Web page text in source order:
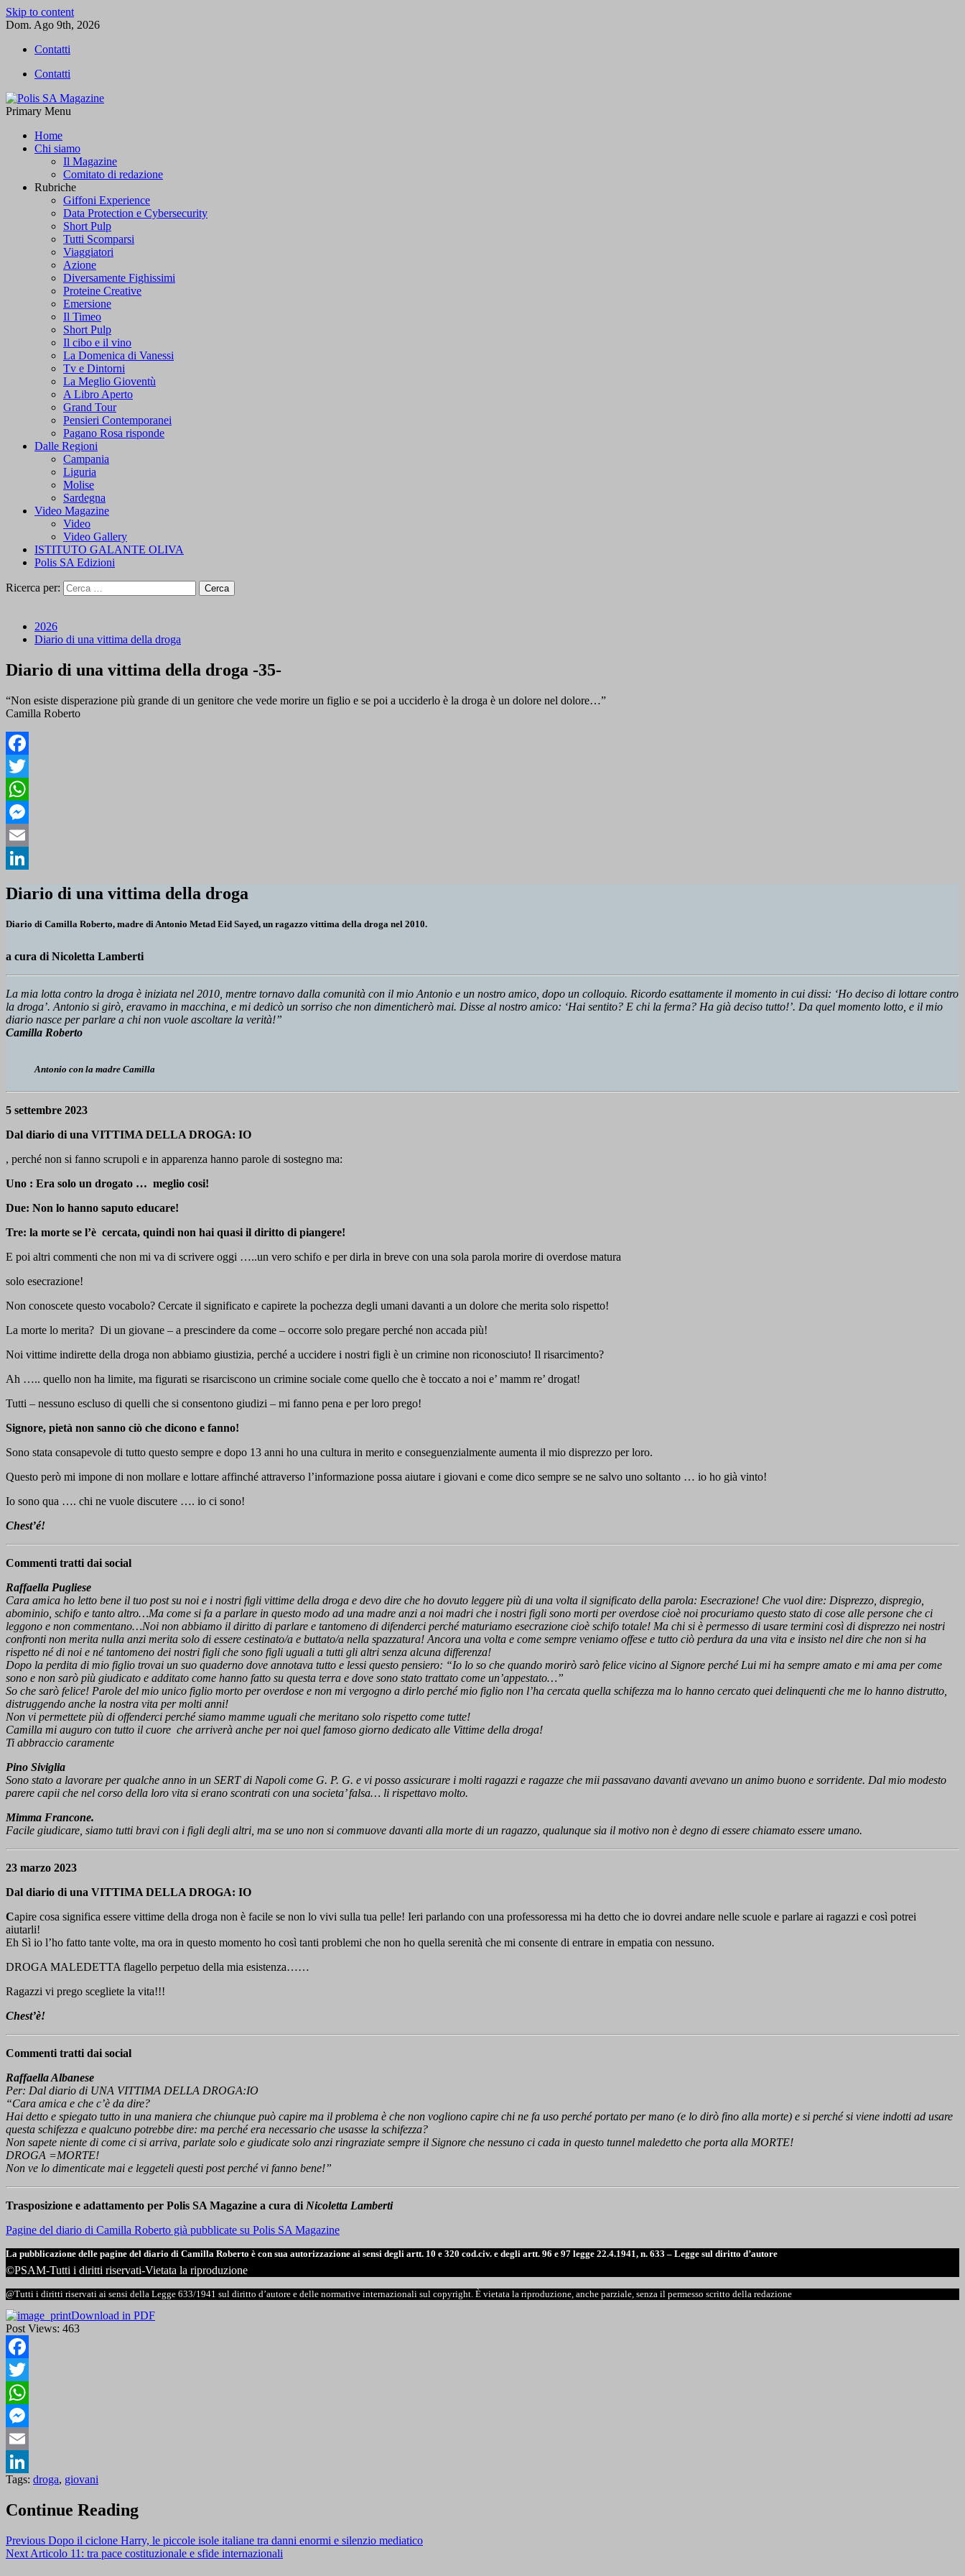
Skip to content
Dom. Ago 9th, 2026
Contatti
Contatti
Primary Menu
Home
Chi siamo
Il Magazine
Comitato di redazione
Rubriche
Giffoni Experience
Data Protection e Cybersecurity
Short Pulp
Tutti Scomparsi
Viaggiatori
Azione
Diversamente Fighissimi
Proteine Creative
Emersione
Il Timeo
Short Pulp
Il cibo e il vino
La Domenica di Vanessi
Tv e Dintorni
La Meglio Gioventù
A Libro Aperto
Grand Tour
Pensieri Contemporanei
Pagano Rosa risponde
Dalle Regioni
Campania
Liguria
Molise
Sardegna
Video Magazine
Video
Video Gallery
ISTITUTO GALANTE OLIVA
Polis SA Edizioni
Ricerca per:
2026
Diario di una vittima della droga
Diario di una vittima della droga -35-
“Non esiste disperazione più grande di un genitore che vede morire un figlio e se poi a ucciderlo è la droga è un dolore nel dolore…”
Camilla Roberto
Facebook
Twitter
WhatsApp
Messenger
Email
Diario di una vittima della droga
Diario di Camilla Roberto, madre di Antonio Metad Eid Sayed, un ragazzo vittima della droga nel 2010.
a cura di Nicoletta Lamberti
La mia lotta contro la droga è iniziata nel 2010, mentre tornavo dalla comunità con il mio Antonio e un nostro amico, dopo un colloquio. Ricordo esattamente il momento in cui dissi: ‘Ho deciso di lottare contro
la droga’. Antonio si girò, eravamo in macchina, e mi dedicò un sorriso che non dimenticherò mai. Disse al nostro amico: ‘Hai sentito? E chi la ferma? Ha già deciso tutto!’. Da quel momento lotto, e il mio
diario nasce per parlare a chi non vuole ascoltare la verità!”
Camilla Roberto
Antonio con la madre Camilla
5 settembre 2023
Dal diario di una VITTIMA DELLA DROGA: IO
, perché non si fanno scrupoli e in apparenza hanno parole di sostegno ma:
Uno : Era solo un drogato … meglio cosi!
Due: Non lo hanno saputo educare!
Tre: la morte se l’è cercata, quindi non hai quasi il diritto di piangere!
E poi altri commenti che non mi va di scrivere oggi …..un vero schifo e per dirla in breve con una sola parola morire di overdose matura
solo esecrazione!
Non conoscete questo vocabolo? Cercate il significato e capirete la pochezza degli umani davanti a un dolore che merita solo rispetto!
La morte lo merita? Di un giovane – a prescindere da come – occorre solo pregare perché non accada più!
Noi vittime indirette della droga non abbiamo giustizia, perché a uccidere i nostri figli è un crimine non riconosciuto! Il risarcimento?
Ah ….. quello non ha limite, ma figurati se risarciscono un crimine sociale come quello che è toccato a noi e’ mamm re’ drogat!
Tutti – nessuno escluso di quelli che si consentono giudizi – mi fanno pena e per loro prego!
Signore, pietà non sanno ciò che dicono e fanno!
Sono stata consapevole di tutto questo sempre e dopo 13 anni ho una cultura in merito e conseguenzialmente aumenta il mio disprezzo per loro.
Questo però mi impone di non mollare e lottare affinché attraverso l’informazione possa aiutare i giovani e come dico sempre se ne salvo uno soltanto … io ho già vinto!
Io sono qua …. chi ne vuole discutere …. io ci sono!
Chest’é!
Commenti tratti dai social
Raffaella Pugliese
Cara amica ho letto bene il tuo post su noi e i nostri figli vittime della droga e devo dire che ho dovuto leggere più di una volta il significato della parola: Esecrazione! Che vuol dire: Disprezzo, dispregio,
abominio, schifo e tanto altro…Ma come si fa a parlare in questo modo ad una madre anzi a noi madri che i nostri figli sono morti per overdose cioè noi procuriamo questo stato di cose alle persone che ci
leggono e non commentano…Noi non abbiamo il diritto di parlare e tantomeno di difenderci perché maturiamo esecrazione cioè schifo totale! Ma chi si è permesso di usare termini così di disprezzo nei nostri
confronti non merita nulla anzi merita solo di essere cestinato/a e buttato/a nella spazzatura! Ancora una volta e come sempre veniamo offese e tutto ciò perdura da una vita e insisto nel dire che non si ha
rispetto né di noi e né tantomeno dei nostri figli che sono figli uguali a tutti gli altri senza alcuna differenza!
Dopo la perdita di mio figlio trovai un suo quaderno dove annotava tutto e lessi questo pensiero: “Io lo so che quando morirò sarò felice vicino al Signore perché Lui mi ha sempre amato e mi ama per come
sono e non sarò più giudicato e additato come hanno fatto su questa terra e dove sono stato trattato come un’appestato…”
So che sarò felice! Parole del mio unico figlio morto per overdose e non mi vergogno a dirlo perché mio figlio non l’ha cercata quella schifezza ma lo hanno cercato quei delinquenti che me lo hanno distrutto,
distruggendo anche la nostra vita per molti anni!
Non vi permettete più di offenderci perché siamo mamme uguali che meritano solo rispetto come tutte!
Camilla mi auguro con tutto il cuore che arriverà anche per noi quel famoso giorno dedicato alle Vittime della droga!
Ti abbraccio caramente
Pino Siviglia
Sono stato a lavorare per qualche anno in un SERT di Napoli come G. P. G. e vi posso assicurare i molti ragazzi e ragazze che mii passavano davanti avevano un animo buono e sorridente. Dal mio modesto
parere capii che nel corso della loro vita si erano scontrati con una societa’ falsa… li rispettavo molto.
Mimma Francone.
Facile giudicare, siamo tutti bravi con i figli degli altri, ma se uno non si commuove davanti alla morte di un ragazzo, qualunque sia il motivo non è degno di essere chiamato essere umano.
23 marzo 2023
Dal diario di una VITTIMA DELLA DROGA: IO
Capire cosa significa essere vittime della droga non è facile se non lo vivi sulla tua pelle! Ieri parlando con una professoressa mi ha detto che io dovrei andare nelle scuole e parlare ai ragazzi e così potrei
aiutarli!
Eh Sì io l’ho fatto tante volte, ma ora in questo momento ho così tanti problemi che non ho quella serenità che mi consente di entrare in empatia con nessuno.
DROGA MALEDETTA flagello perpetuo della mia esistenza……
Ragazzi vi prego scegliete la vita!!!
Chest’è!
Commenti tratti dai social
Raffaella Albanese
Per: Dal diario di UNA VITTIMA DELLA DROGA:IO
“Cara amica e che c’è da dire?
Hai detto e spiegato tutto in una maniera che chiunque può capire ma il problema è che non vogliono capire chi ne fa uso perché portato per mano (e lo dirò fino alla morte) e si perché si viene indotti ad usare
questa schifezza e qualcuno potrebbe dire: ma perché era necessario che usasse la schifezza?
Non sapete niente di come ci si arriva, parlate solo e giudicate solo anzi ringraziate sempre il Signore che nessuno ci cada in questo tunnel maledetto che porta alla MORTE!
DROGA =MORTE!
Non ve lo dimenticate mai e leggeteli questi post perché vi fanno bene!”
Trasposizione e adattamento per Polis SA Magazine a cura di Nicoletta Lamberti
Pagine del diario di Camilla Roberto già pubblicate su Polis SA Magazine
La pubblicazione delle pagine del diario di Camilla Roberto è con sua autorizzazione ai sensi degli artt. 10 e 320 cod.civ. e degli artt. 96 e 97 legge 22.4.1941, n. 633 – Legge sul diritto d’autore
©PSAM-Tutti i diritti riservati-Vietata la riproduzione
@Tutti i diritti riservati ai sensi della Legge 633/1941 sul diritto d’autore e delle normative internazionali sul copyright. È vietata la riproduzione, anche parziale, senza il permesso scritto della redazione
Download in PDF
Post Views: 463
Facebook
Twitter
WhatsApp
Messenger
Email
LinkedIn
Tags: droga, giovani
Continue Reading
Previous Dopo il ciclone Harry, le piccole isole italiane tra danni enormi e silenzio mediatico
Next Articolo 11: tra pace costituzionale e sfide internazionali